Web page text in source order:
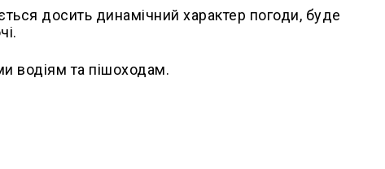
досить динамічний характер погоди, буде
водіям та пішоходам.